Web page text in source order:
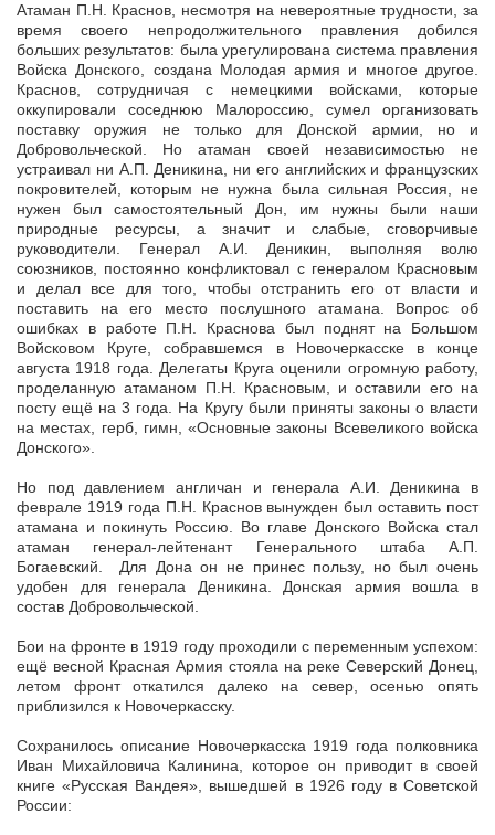
Атаман П.Н. Краснов, несмотря на невероятные трудности, за
время своего непродолжительного правления добился
больших результатов: была урегулирована система правления
Войска Донского, создана Молодая армия и многое другое.
Краснов, сотрудничая с немецкими войсками, которые
оккупировали соседнюю Малороссию, сумел организовать
поставку оружия не только для Донской армии, но и
Добровольческой. Но атаман своей независимостью не
устраивал ни А.П. Деникина, ни его английских и французских
покровителей, которым не нужна была сильная Россия, не
нужен был самостоятельный Дон, им нужны были наши
природные ресурсы, а значит и слабые, сговорчивые
руководители. Генерал А.И. Деникин, выполняя волю
союзников, постоянно конфликтовал с генералом Красновым
и делал все для того, чтобы отстранить его от власти и
поставить на его место послушного атамана. Вопрос об
ошибках в работе П.Н. Краснова был поднят на Большом
Войсковом Круге, собравшемся в Новочеркасске в конце
августа 1918 года. Делегаты Круга оценили огромную работу,
проделанную атаманом П.Н. Красновым, и оставили его на
посту ещё на 3 года. На Кругу были приняты законы о власти
на местах, герб, гимн, «Основные законы Всевеликого войска
Донского».
Но под давлением англичан и генерала А.И. Деникина в
феврале 1919 года П.Н. Краснов вынужден был оставить пост
атамана и покинуть Россию. Во главе Донского Войска стал
атаман генерал-лейтенант Генерального штаба А.П.
Богаевский. Для Дона он не принес пользу, но был очень
удобен для генерала Деникина. Донская армия вошла в
состав Добровольческой.
Бои на фронте в 1919 году проходили с переменным успехом:
ещё весной Красная Армия стояла на реке Северский Донец,
летом фронт откатился далеко на север, осенью опять
приблизился к Новочеркасску.
Сохранилось описание Новочеркасска 1919 года полковника
Иван Михайловича Калинина, которое он приводит в своей
книге «Русская Вандея», вышедшей в 1926 году в Советской
России: